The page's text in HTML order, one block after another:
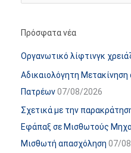
α
ρ
τ
ή
σ
ε
ε
ρ
θ
ρ
ω
ν
Πρόσφατα νέα
Οργανωτικό λίφτινγκ
Αδικαιολόγητη
Πατρέων07/08/2026
Σχετικά με την
Εφάπαξ σε Μισθωτούς
Μισθωτή απασχόληση 07/